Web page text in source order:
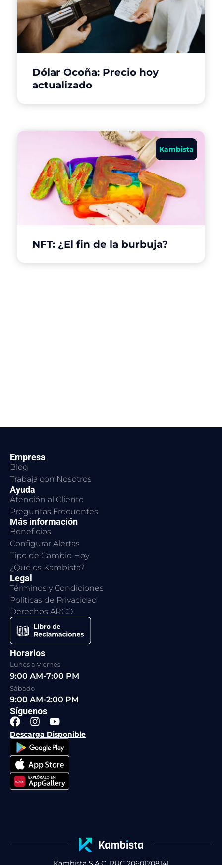
Dólar Ocoña: Precio hoy
actualizado
Kambista
NFT: ¿El fin de la burbuja?
Empresa
Blog
Trabaja con Nosotros
Ayuda
Atención al Cliente
Preguntas Frecuentes
Más información
Beneficios
Configurar Alertas
Tipo de Cambio Hoy
¿Qué es Kambista?
Legal
Términos y Condiciones
Políticas de Privacidad
Derechos ARCO
Horarios
Lunes a Viernes
9:00 AM-7:00 PM
Sábado
9:00 AM-2:00 PM
Síguenos
F
a
c
e
b
o
o
k
I
n
s
t
a
g
r
a
Y
o
u
t
u
b
e
Descarga Disponible
Kambista S.A.C. RUC 20601708141